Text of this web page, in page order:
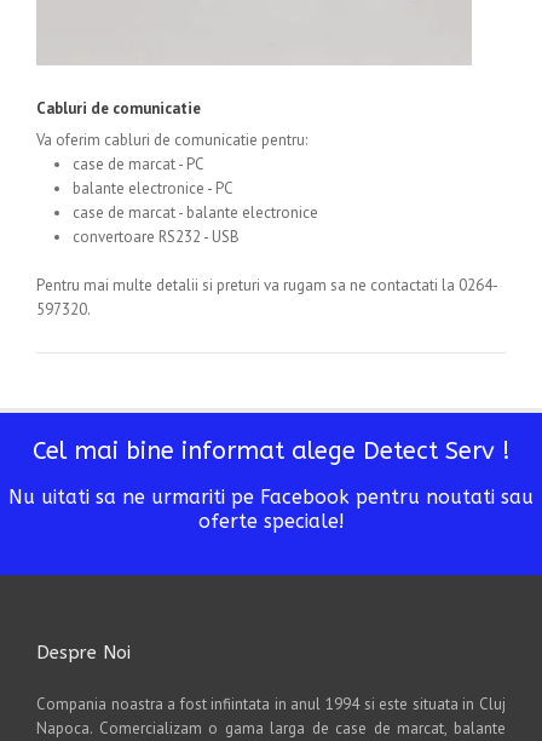
Cabluri de comunicatie
Va oferim cabluri de comunicatie pentru:
case de marcat - PC
balante electronice - PC
case de marcat - balante electronice
convertoare RS232 - USB
Pentru mai multe detalii si preturi va rugam sa ne contactati la 0264-
597320.
Cel mai bine informat alege Detect Serv !
Nu uitati sa ne urmariti pe Facebook pentru noutati sau
oferte speciale!
Despre Noi
Compania noastra a fost infiintata in anul 1994 si este situata in Cluj
Napoca. Comercializam o gama larga de case de marcat, balante